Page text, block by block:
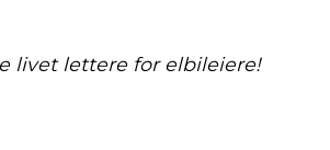
livet lettere for elbileiere!